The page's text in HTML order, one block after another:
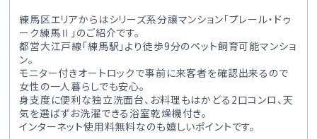
練馬区エリアからはシリーズ系分譲マンション「プレール・ドゥ
ーク練馬Ⅱ」のご紹介です。
都営大江戸線「練馬駅」より徒歩9分のペット飼育可能マンショ
ン。
モニター付きオートロックで事前に来客者を確認出来るので
女性の一人暮らしでも安心。
身支度に便利な独立洗面台、お料理もはかどる2口コンロ、天
気を選ばずお洗濯できる浴室乾燥機付き。
インターネット使用料無料なのも嬉しいポイントです。